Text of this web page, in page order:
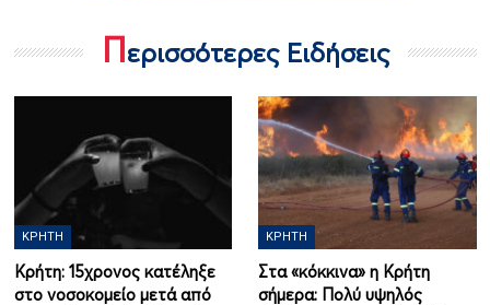
Περισσότερες Ειδήσεις
ΚΡΉΤΗ
Κρήτη: 15χρονος κατέληξε
στο νοσοκομείο μετά από
ΚΡΉΤΗ
Στα «κόκκινα» η Κρήτη
σήμερα: Πολύ υψηλός